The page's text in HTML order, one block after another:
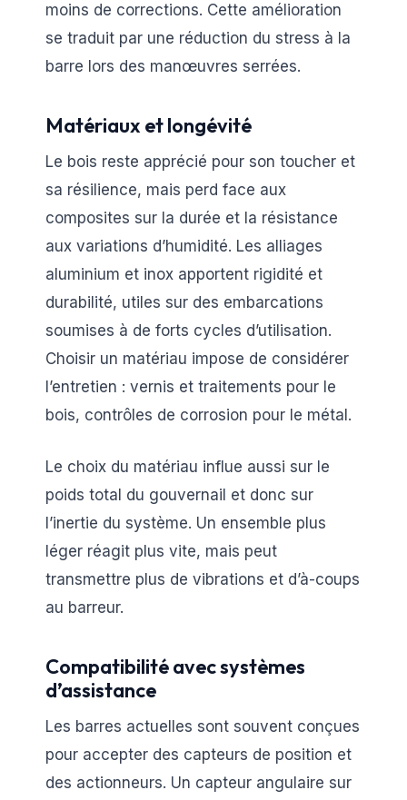
moins de corrections. Cette amélioration
se traduit par une réduction du stress à la
barre lors des manœuvres serrées.
Matériaux et longévité
Le bois reste apprécié pour son toucher et
sa résilience, mais perd face aux
composites sur la durée et la résistance
aux variations d’humidité. Les alliages
aluminium et inox apportent rigidité et
durabilité, utiles sur des embarcations
soumises à de forts cycles d’utilisation.
Choisir un matériau impose de considérer
l’entretien : vernis et traitements pour le
bois, contrôles de corrosion pour le métal.
Le choix du matériau influe aussi sur le
poids total du gouvernail et donc sur
l’inertie du système. Un ensemble plus
léger réagit plus vite, mais peut
transmettre plus de vibrations et d’à-coups
au barreur.
Compatibilité avec systèmes
d’assistance
Les barres actuelles sont souvent conçues
pour accepter des capteurs de position et
des actionneurs. Un capteur angulaire sur